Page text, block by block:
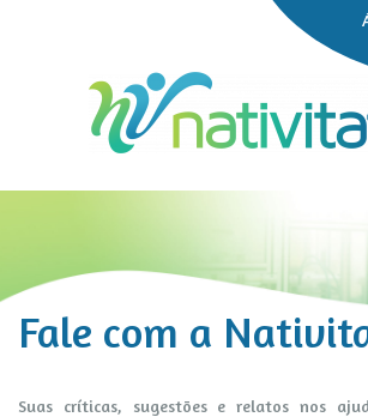
Fale com a
Suas críticas, sugestões e relatos nos